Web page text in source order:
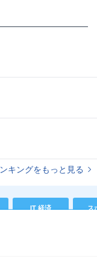
キングをもっと見る
IT 経済 ス